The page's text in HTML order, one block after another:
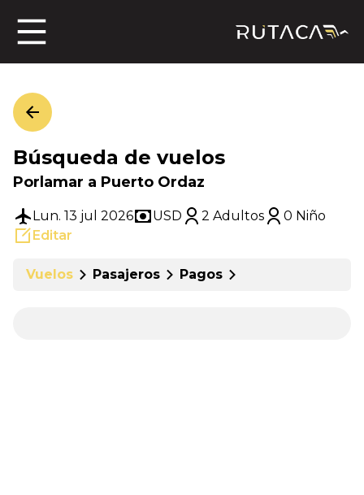
Búsqueda de vuelos
Porlamar a Puerto Ordaz
Lun. 13 jul 2026 USD 2 Adultos
0 Niño
Editar
Vuelos Pasajeros Pagos